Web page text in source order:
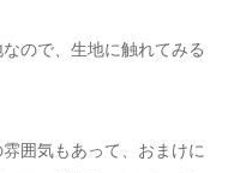
ので、生地に触れてみる
囲気もあって、おまけに